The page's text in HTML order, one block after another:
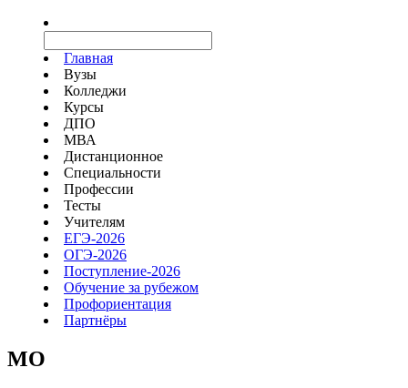
Главная
Вузы
Колледжи
Курсы
ДПО
МВА
Дистанционное
Специальности
Профессии
Тесты
Учителям
ЕГЭ-2026
ОГЭ-2026
Поступление-2026
Обучение за рубежом
Профориентация
Партнёры
MO